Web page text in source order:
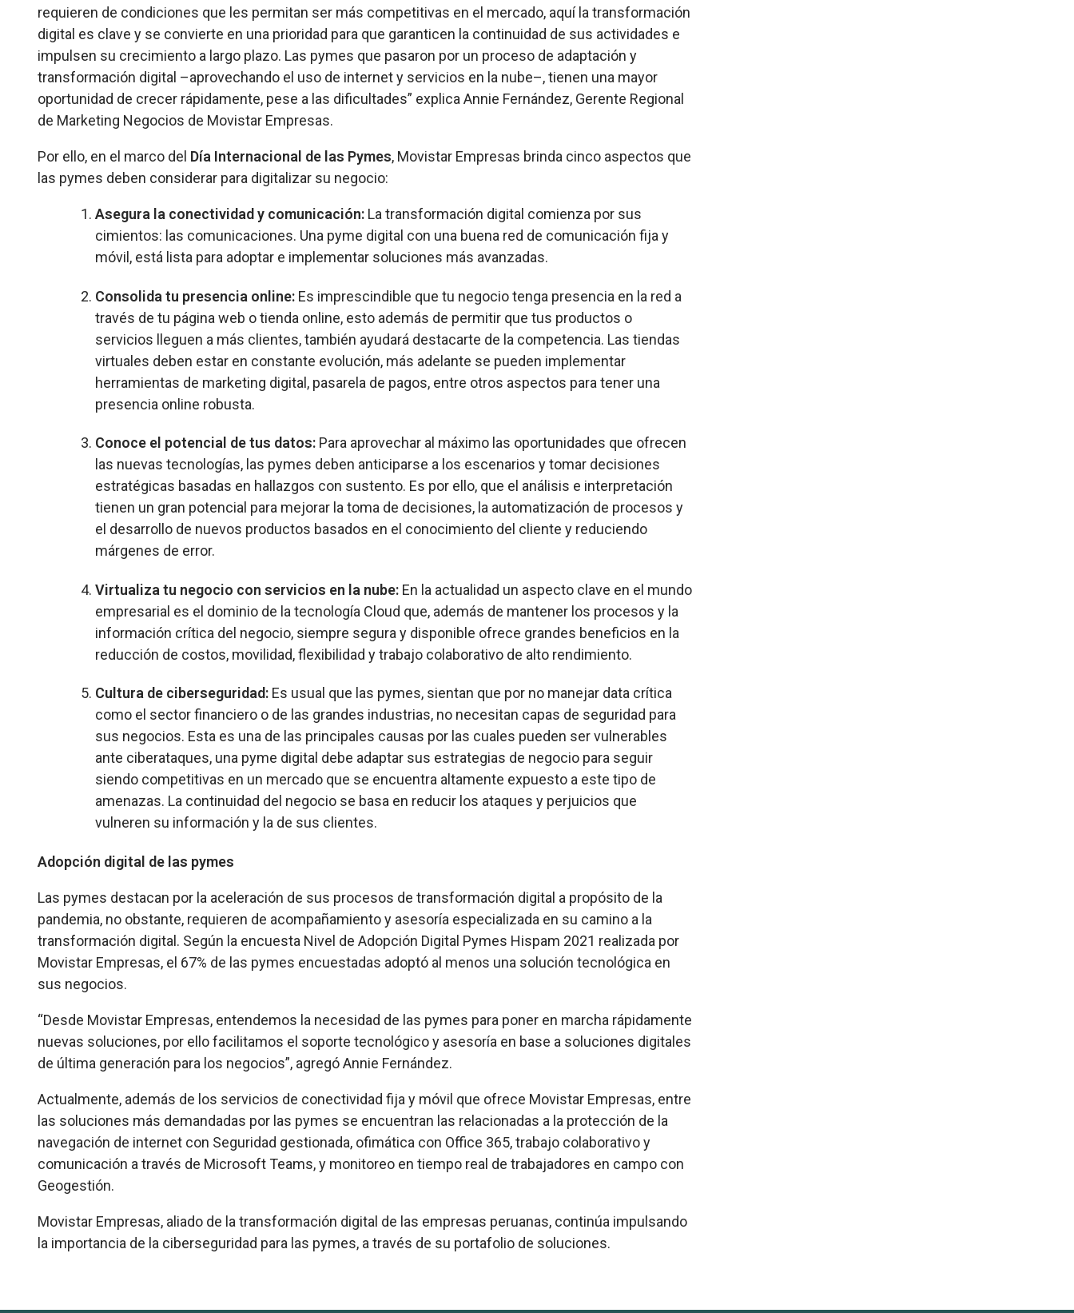
requieren de condiciones que les permitan ser más competitivas en el mercado, aquí la transformación
digital es clave y se convierte en una prioridad para que garanticen la continuidad de sus actividades e
impulsen su crecimiento a largo plazo. Las pymes que pasaron por un proceso de adaptación y
transformación digital –aprovechando el uso de internet y servicios en la nube–, tienen una mayor
oportunidad de crecer rápidamente, pese a las dificultades” explica Annie Fernández, Gerente Regional
de Marketing Negocios de Movistar Empresas.
Por ello, en el marco del Día Internacional de las Pymes, Movistar Empresas brinda cinco aspectos que
las pymes deben considerar para digitalizar su negocio:
Asegura la conectividad y comunicación: La transformación digital comienza por sus
cimientos: las comunicaciones. Una pyme digital con una buena red de comunicación fija y
móvil, está lista para adoptar e implementar soluciones más avanzadas.
Consolida tu presencia online: Es imprescindible que tu negocio tenga presencia en la red a
través de tu página web o tienda online, esto además de permitir que tus productos o
servicios lleguen a más clientes, también ayudará destacarte de la competencia. Las tiendas
virtuales deben estar en constante evolución, más adelante se pueden implementar
herramientas de marketing digital, pasarela de pagos, entre otros aspectos para tener una
presencia online robusta.
Conoce el potencial de tus datos: Para aprovechar al máximo las oportunidades que ofrecen
las nuevas tecnologías, las pymes deben anticiparse a los escenarios y tomar decisiones
estratégicas basadas en hallazgos con sustento. Es por ello, que el análisis e interpretación
tienen un gran potencial para mejorar la toma de decisiones, la automatización de procesos y
el desarrollo de nuevos productos basados en el conocimiento del cliente y reduciendo
márgenes de error.
Virtualiza tu negocio con servicios en la nube: En la actualidad un aspecto clave en el mundo
empresarial es el dominio de la tecnología Cloud que, además de mantener los procesos y la
información crítica del negocio, siempre segura y disponible ofrece grandes beneficios en la
reducción de costos, movilidad, flexibilidad y trabajo colaborativo de alto rendimiento.
Cultura de ciberseguridad: Es usual que las pymes, sientan que por no manejar data crítica
como el sector financiero o de las grandes industrias, no necesitan capas de seguridad para
sus negocios. Esta es una de las principales causas por las cuales pueden ser vulnerables
ante ciberataques, una pyme digital debe adaptar sus estrategias de negocio para seguir
siendo competitivas en un mercado que se encuentra altamente expuesto a este tipo de
amenazas. La continuidad del negocio se basa en reducir los ataques y perjuicios que
vulneren su información y la de sus clientes.
Adopción digital de las pymes
Las pymes destacan por la aceleración de sus procesos de transformación digital a propósito de la
pandemia, no obstante, requieren de acompañamiento y asesoría especializada en su camino a la
transformación digital. Según la encuesta Nivel de Adopción Digital Pymes Hispam 2021 realizada por
Movistar Empresas, el 67% de las pymes encuestadas adoptó al menos una solución tecnológica en
sus negocios.
“Desde Movistar Empresas, entendemos la necesidad de las pymes para poner en marcha rápidamente
nuevas soluciones, por ello facilitamos el soporte tecnológico y asesoría en base a soluciones digitales
de última generación para los negocios”, agregó Annie Fernández.
Actualmente, además de los servicios de conectividad fija y móvil que ofrece Movistar Empresas, entre
las soluciones más demandadas por las pymes se encuentran las relacionadas a la protección de la
navegación de internet con Seguridad gestionada, ofimática con Office 365, trabajo colaborativo y
comunicación a través de Microsoft Teams, y monitoreo en tiempo real de trabajadores en campo con
Geogestión.
Movistar Empresas, aliado de la transformación digital de las empresas peruanas, continúa impulsando
la importancia de la ciberseguridad para las pymes, a través de su portafolio de soluciones.